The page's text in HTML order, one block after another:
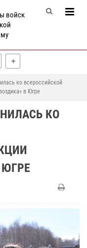
войск
ко всероссийской
в Югре
КО
ЮГРЕ